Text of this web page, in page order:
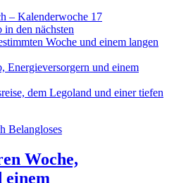
– Kalenderwoche 17
den nächsten
Woche und einem langen
Energieversorgern und einem
dem Legoland und einer tiefen
Belangloses
Woche,
einem